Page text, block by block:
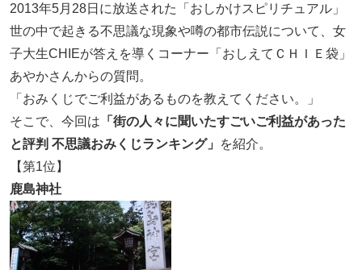
2013年5月28日に放送された「おしかけスピリチュアル」
世の中で起きる不思議な現象や噂の都市伝説について、女
子大生CHIEが答えを導くコーナー「おしえてＣＨＩＥ袋」
あやかさんからの質問。
「おみくじでご利益があるものを教えてください。」
そこで、今回は 「街の人々に聞いたすごいご利益があった
と評判 不思議おみくじランキング」
を紹介。
【第1位】
鹿島神社